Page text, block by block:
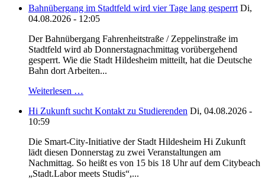
Bahnübergang im Stadtfeld wird vier Tage lang gesperrt Di,
04.08.2026 - 12:05
Der Bahnübergang Fahrenheitstraße / Zeppelinstraße im
Stadtfeld wird ab Donnerstagnachmittag vorübergehend
gesperrt. Wie die Stadt Hildesheim mitteilt, hat die Deutsche
Bahn dort Arbeiten...
Weiterlesen …
Hi Zukunft sucht Kontakt zu Studierenden Di, 04.08.2026 -
10:59
Die Smart-City-Initiative der Stadt Hildesheim Hi Zukunft
lädt diesen Donnerstag zu zwei Veranstaltungen am
Nachmittag. So heißt es von 15 bis 18 Uhr auf dem Citybeach
„Stadt.Labor meets Studis“,...